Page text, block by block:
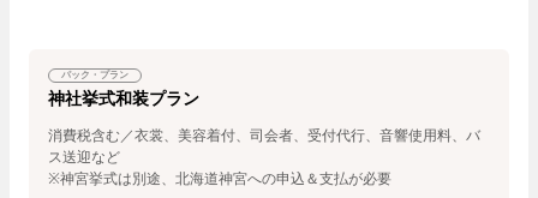
パック・プラン
神社挙式和装プラン
消費税含む／衣裳、美容着付、司会者、受付代行、音響使用料、バ
ス送迎など
※神宮挙式は別途、北海道神宮への申込＆支払が必要